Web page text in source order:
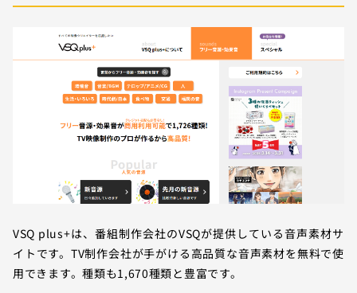
VSQ plus+は、番組制作会社のVSQが提供している音声素材サ
イトです。TV制作会社が手がける高品質な音声素材を無料で使
用できます。種類も1,670種類と豊富です。